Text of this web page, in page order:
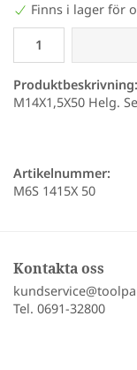
Finns i lager för
Produktbeskrivning:
M14X1,5X50 Helg.
Artikelnummer:
M6S 1415X 50
Kontakta oss
Tel. 0691-32800